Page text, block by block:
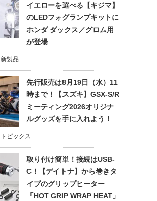
イエローを選べる【キジマ】
のLEDフォグランプキットに
ホンダ ダックス／グロム用
が登場
新製品
先行販売は8月19日（水）11
時まで！【スズキ】GSX-S/R
ミーティング2026オリジナ
ルグッズを手に入れよう！
トピックス
取り付け簡単！接続はUSB-
C！【デイトナ】から巻きタ
イプのグリップヒーター
「HOT GRIP WRAP HEAT」